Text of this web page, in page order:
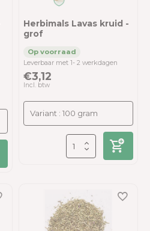
Herbimals Lavas kruid -
grof
Leverbaar met 1- 2 werkdagen
€3,12
Incl. btw